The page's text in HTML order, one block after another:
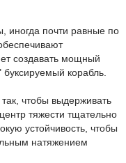
иногда почти равные по
создавать мощный
корабль.
чтобы выдерживать
тяжести тщательно
устойчивость, чтобы
натяжением